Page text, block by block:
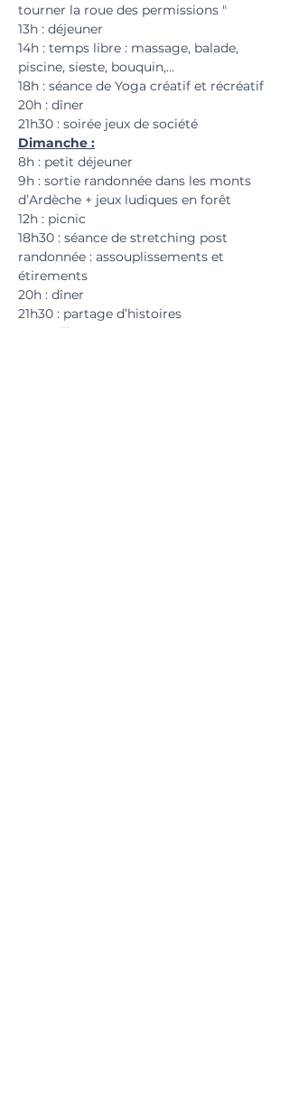
tourner la roue des permissions "
13h : déjeuner
14h : temps libre : massage, balade,
piscine, sieste, bouquin,…
18h : séance de Yoga créatif et récréatif
20h : dîner
21h30 : soirée jeux de société
Dimanche :
8h : petit déjeuner
9h : sortie randonnée dans les monts
d’Ardèche + jeux ludiques en forêt
12h : picnic
18h30 : séance de stretching post
randonnée : assouplissements et
étirements
20h : dîner
21h30 : partage d’histoires
merveilleuses